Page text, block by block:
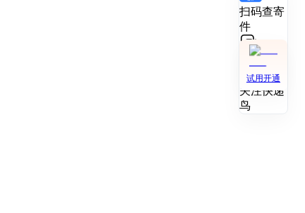
扫码查寄
件
技术对接
关注快递
鸟
试用开通